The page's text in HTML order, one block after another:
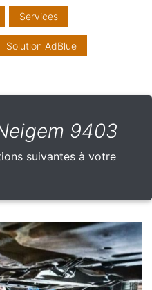
Services
Solution AdBlue
9403
suivantes à votre